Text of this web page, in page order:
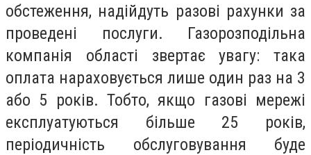
обстеження, надійдуть разові рахунки за
проведені послуги. Газорозподільна
компанія області звертає увагу: така
оплата нараховується лише один раз на 3
або 5 років. Тобто, якщо газові мережі
експлуатуються більше 25 років,
періодичність обслуговування буде